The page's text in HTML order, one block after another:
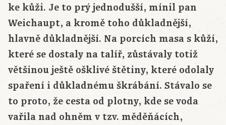
ke kůži. Je to prý jednodušší, mínil pan
Weichaupt, a kromě toho důkladnější,
hlavně důkladnější. Na porcích masa s kůží,
které se dostaly na talíř, zůstávaly totiž
většinou ještě ošklivé štětiny, které odolaly
spaření i důkladnému škrábání. Stávalo se
to proto, že cesta od plotny, kde se voda
vařila nad ohněm v tzv. měděňácích,